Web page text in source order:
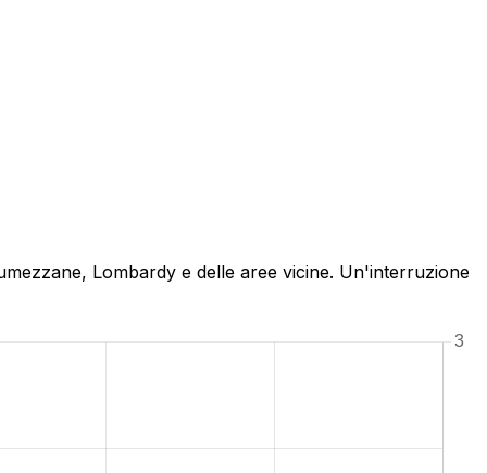
Lombardy e delle aree vicine. Un'interruzione